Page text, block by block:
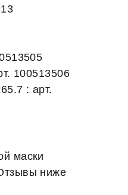
100513506
: арт.
маски
ниже